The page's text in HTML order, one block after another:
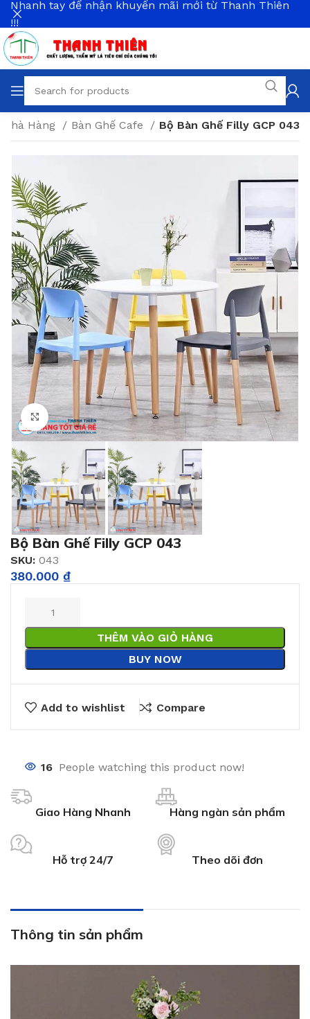
Hàng Bàn Ghế Cafe Bộ Bàn Ghế Filly GCP 043
Click to enlarge
Bộ Bàn Ghế Filly GCP 043
SKU: 043
380.000 ₫
THÊM VÀO GIỎ HÀNG
BUY NOW
Add to wishlist Compare
16 People watching this product now!
Giao Hàng Nhanh Hàng ngàn sản phẩm
Hỗ trợ 24/7 Theo dõi đơn
Thông tin sản phẩm
Nhanh tay để nhận khuyến mãi mới từ Thanh Thiên
!!!